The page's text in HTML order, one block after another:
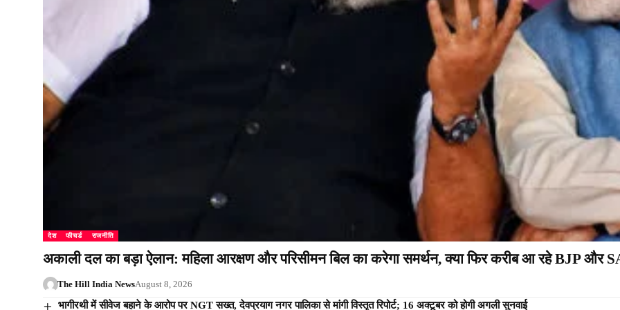
देश फीचर्ड राजनीति
अकाली दल का बड़ा ऐलान: महिला आरक्षण और परिसीमन बिल का करेगा समर्थन, क्या फिर करीब आ रहे BJP और
The Hill India NewsAugust 8, 2026
भागीरथी में सीवेज बहाने के आरोप पर NGT सख्त, देवप्रयाग नगर पालिका से मांगी विस्तृत रिपोर्ट; 16 अक्टूबर को होगी अगली सुनवाई